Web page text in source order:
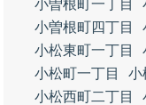
小曽根町一丁目
小曽根町四丁目
小松東町一丁目
小松町一丁目
小
小松西町二丁目